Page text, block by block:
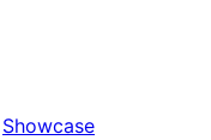
Showcase